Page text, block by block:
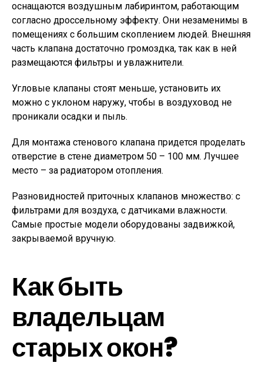
оснащаются воздушным лабиринтом, работающим
согласно дроссельному эффекту. Они незаменимы в
помещениях с большим скоплением людей. Внешняя
часть клапана достаточно громоздка, так как в ней
размещаются фильтры и увлажнители.
Угловые клапаны стоят меньше, установить их
можно с уклоном наружу, чтобы в воздуховод не
проникали осадки и пыль.
Для монтажа стенового клапана придется проделать
отверстие в стене диаметром 50 – 100 мм. Лучшее
место – за радиатором отопления.
Разновидностей приточных клапанов множество: с
фильтрами для воздуха, с датчиками влажности.
Самые простые модели оборудованы задвижкой,
закрываемой вручную.
Как быть
владельцам
старых окон?